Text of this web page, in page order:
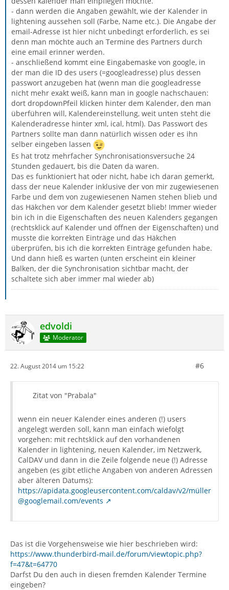
- dann werden die Angaben gewählt, wie der Kalender in
lightening aussehen soll (Farbe, Name etc.). Die Angabe der
email-Adresse ist hier nicht unbedingt erforderlich, es sei
denn man möchte auch an Termine des Partners durch
eine email erinner werden.
- anschließend kommt eine Eingabemaske von google, in
der man die ID des users (=googleadresse) plus dessen
passwort anzugeben hat (wenn man die googleadresse
nicht mehr exakt weiß, kann man in google nachschauen:
dort dropdownPfeil klicken hinter dem Kalender, den man
überführen will, Kalendereinstellung, weit unten steht die
Kalenderadresse hinter xml, ical, html). Das Passwort des
Partners sollte man dann natürlich wissen oder es ihn
selber eingeben lassen
Es hat trotz mehrfacher Synchronisationsversuche 24
Stunden gedauert, bis die Daten da waren.
Das es funktioniert hat oder nicht, habe ich daran gemerkt,
dass der neue Kalender inklusive der von mir zugewiesenen
Farbe und dem von zugewiesenen Namen stehen blieb und
das Häkchen vor dem Kalender gesetzt blieb! Immer wieder
bin ich in die Eigenschaften des neuen Kalenders gegangen
(rechtsklick auf Kalender und öffnen der Eigenschaften) und
musste die korrekten Einträge und das Häkchen
überprüfen, bis ich die korrekten Einträge gefunden habe.
Und dann hieß es warten (unten erscheint ein kleiner
Balken, der die Synchronisation sichtbar macht, der
schaltete sich aber immer mal wieder ab)
edvoldi
Moderator
22. August 2014 um 15:22 #6
Zitat von "Prabala"
wenn ein neuer Kalender eines anderen (!) users
angelegt werden soll, kann man einfach wiefolgt
vorgehen: mit rechtsklick auf den vorhandenen
Kalender in lightening, neuen Kalender, im Netzwerk,
CalDAV und dann in die Zeile folgende neue (!) Adresse
angeben (es gibt etliche Angaben von anderen Adressen
aber älteren Datums):
https://apidata.googleusercontent.com/caldav/v2/müller
@googlemail.com/events
Das ist die Vorgehensweise wie hier beschrieben wird:
https://www.thunderbird-mail.de/forum/viewtopic.php?
f=47&t=64770
Darfst Du den auch in diesen fremden Kalender Termine
eingeben?